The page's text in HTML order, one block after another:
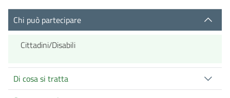
Chi può partecipare
Cittadini/Disabili
Di cosa si tratta